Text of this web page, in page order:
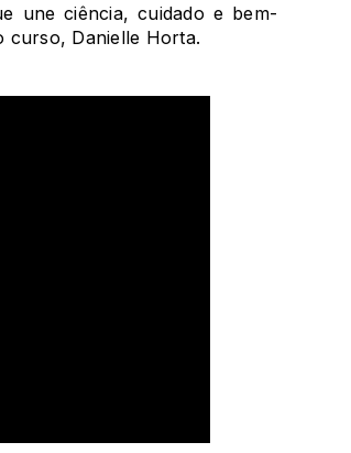
une ciência, cuidado e bem-
curso, Danielle Horta.